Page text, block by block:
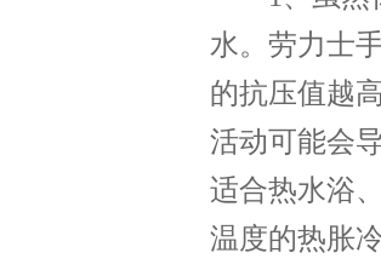
水。劳力士
的抗压值越
活动可能会
适合热水浴
温度的热胀